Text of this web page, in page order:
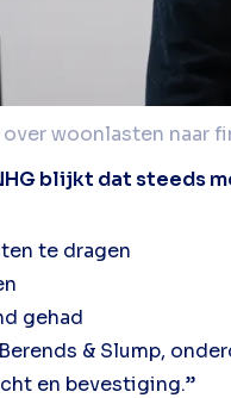
over woonlasten naar
blijkt dat steeds
te dragen
gehad
& Slump,
en bevestiging.”